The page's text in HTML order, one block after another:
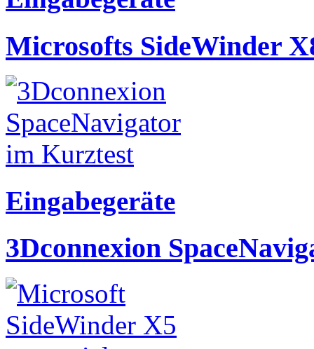
Microsofts SideWinder
Eingabegeräte
3Dconnexion